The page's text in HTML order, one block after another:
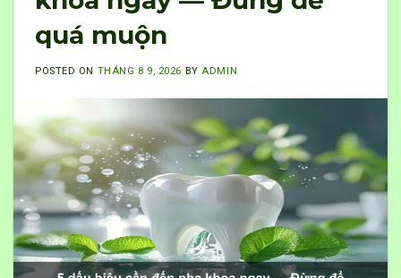
quá muộn
POSTED ON THÁNG 8 9, 2026 BY ADMIN